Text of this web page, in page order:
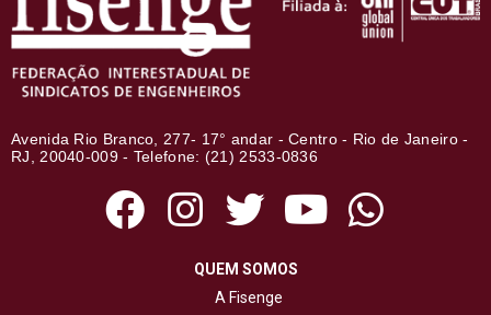
Avenida Rio Branco, 277- 17° andar - Centro - Rio de Janeiro -
RJ, 20040-009 - Telefone: (21) 2533-0836
QUEM SOMOS
A Fisenge